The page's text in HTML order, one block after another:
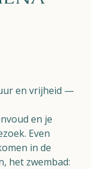
Contact
en vrijheid —
en je
Even
in de
het zwembad: